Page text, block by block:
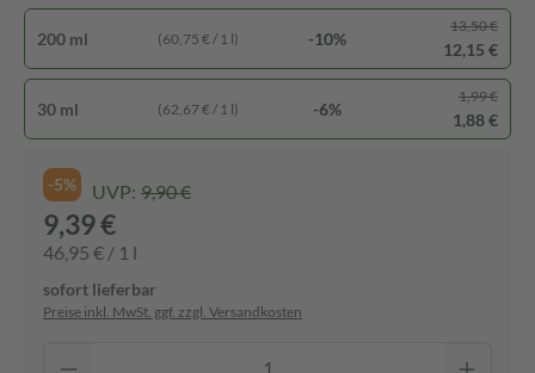
200 ml (60,75 € / 1 l) -10%
13,50 €
12,15 €
30 ml (62,67 € / 1 l) -6%
1,99 €
1,88 €
-5% UVP: 9,90 €
9,39 €
46,95 € / 1 l
sofort lieferbar
Preise inkl. MwSt. ggf. zzgl. Versandkosten